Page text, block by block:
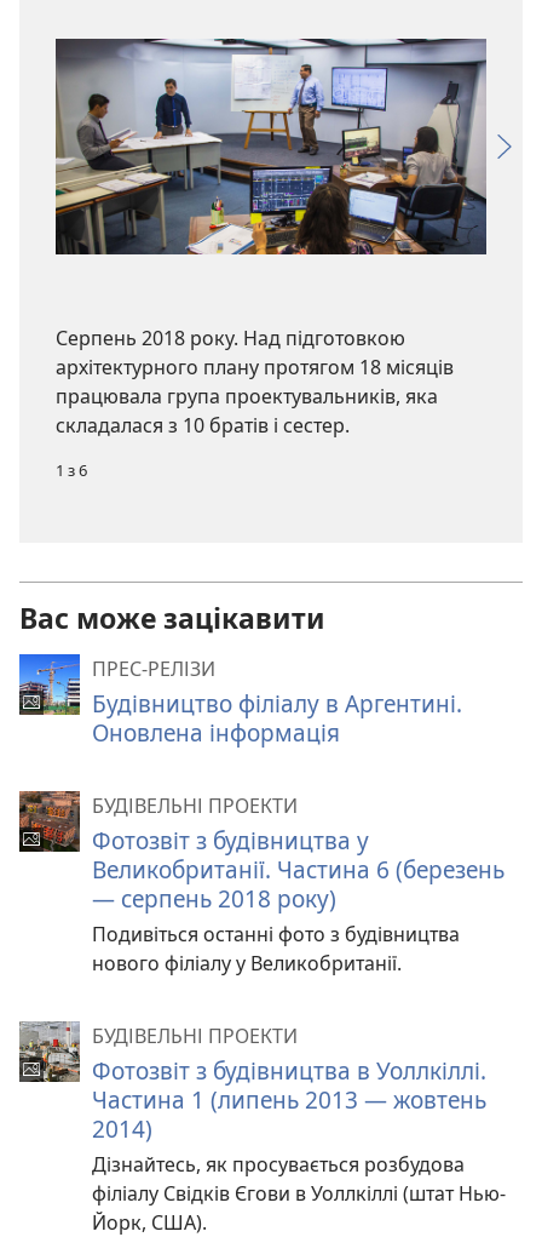
Серпень 2018 року. Над підготовкою
архітектурного плану протягом 18 місяців
працювала група проектувальників, яка
складалася з 10 братів і сестер.
1 з 6
Вас може зацікавити
ПРЕС-РЕЛІЗИ
Будівництво філіалу в Аргентині.
Оновлена інформація
БУДІВЕЛЬНІ ПРОЕКТИ
Фотозвіт з будівництва у
Великобританії. Частина 6 (березень
— серпень 2018 року)
Подивіться останні фото з будівництва
нового філіалу у Великобританії.
БУДІВЕЛЬНІ ПРОЕКТИ
Фотозвіт з будівництва в Уоллкіллі.
Частина 1 (липень 2013 — жовтень
2014)
Дізнайтесь, як просувається розбудова
філіалу Свідків Єгови в Уоллкіллі (штат Нью-
Йорк, США).